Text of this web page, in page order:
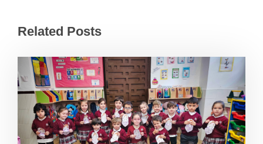
Related Posts